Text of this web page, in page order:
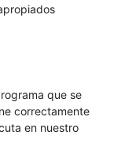
que se
correctamente
en nuestro